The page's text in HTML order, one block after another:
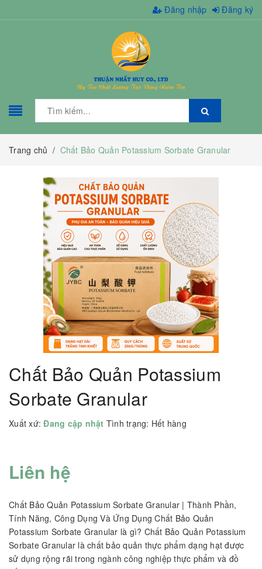
Đăng nhập Đăng ký
Trang chủ / Chất Bảo Quản Potassium Sorbate Granular
Chất Bảo Quản Potassium
Sorbate Granular
Xuất xứ: Đang cập nhật Tình trạng: Hết hàng
Liên hệ
Chất Bảo Quản Potassium Sorbate Granular | Thành Phần,
Tính Năng, Công Dụng Và Ứng Dụng Chất Bảo Quản
Potassium Sorbate Granular là gì? Chất Bảo Quản Potassium
Sorbate Granular là chất bảo quản thực phẩm dạng hạt được
sử dụng rộng rãi trong ngành công nghiệp thực phẩm và đồ